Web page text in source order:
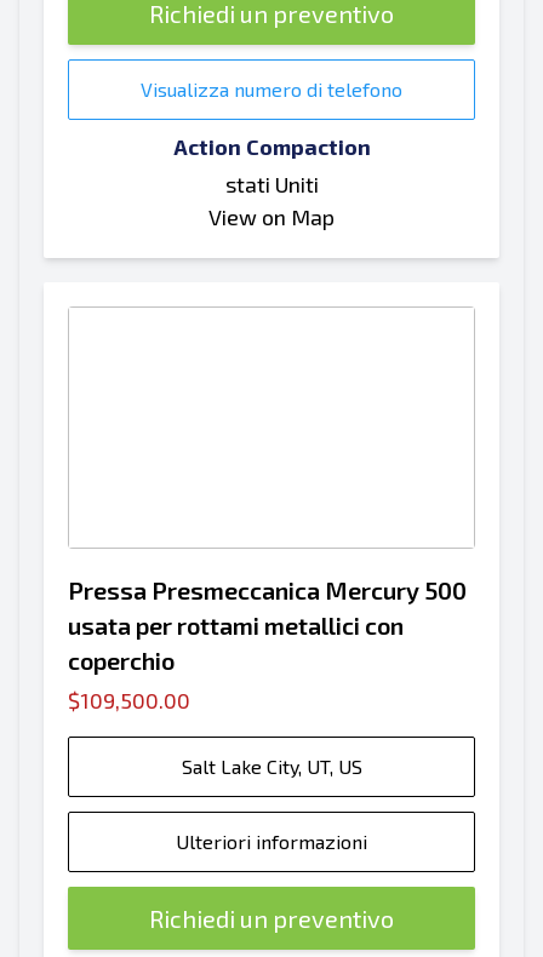
Richiedi un preventivo
Visualizza numero di telefono
Action Compaction
stati Uniti
View on Map
Pressa Presmeccanica Mercury 500
usata per rottami metallici con
coperchio
$109,500.00
Salt Lake City, UT, US
Ulteriori informazioni
Richiedi un preventivo